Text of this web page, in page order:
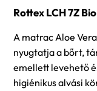
Rottex LCH 7Z
A matrac Aloe
nyugtatja a bőrt,
emellett levehető
higiénikus alvási